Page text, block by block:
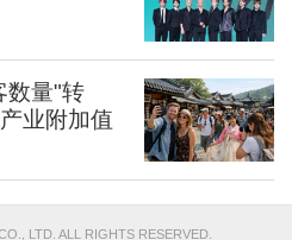
数量"转
业附加值
LTD. ALL RIGHTS RESERVED.